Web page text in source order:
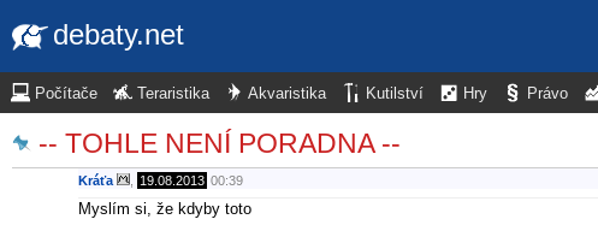
debaty.net
Počítače Teraristika Akvaristika Kutilství Hry Právo
-- TOHLE NENÍ PORADNA --
Kráťa 19.08.2013 00:39
Myslím si, že kdyby toto